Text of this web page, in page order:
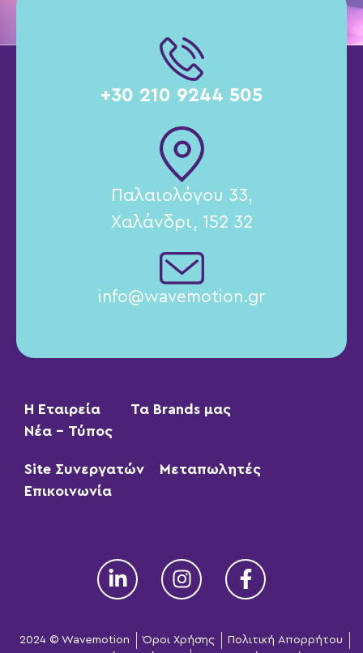
Η Εταιρεία
Τα Brands μας
Νέα – Τύπος
+30 210 9244 505
Παλαιολόγου 33,
Χαλάνδρι, 152 32
info@wavemotion.gr
Site Συνεργατών
Μεταπωλητές
Επικοινωνία
2024 © Wavemotion Όροι Χρήσης
Πολιτική Απορρήτου